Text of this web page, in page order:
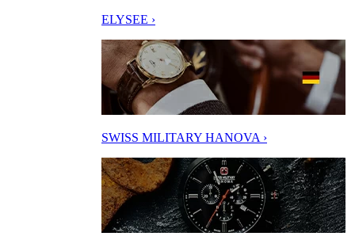
ELYSEE ›
SWISS MILITARY HANOVA ›